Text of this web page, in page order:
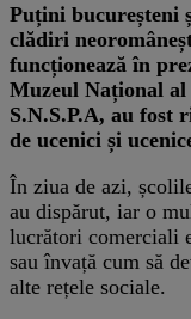
Puțini bucureșteni
clădiri
funcționează în
Muzeul Național
S.N.S.P.A, au fost
de ucenici și
În ziua de azi,
au dispărut, iar o
lucrători comerciali
sau învață cum să
alte rețele sociale.